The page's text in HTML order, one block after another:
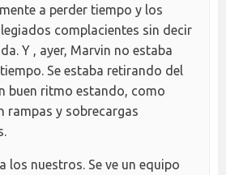
a perder tiempo y los
complacientes sin decir
Y , ayer, Marvin no estaba
Se estaba retirando del
buen ritmo estando, como
rampas y sobrecargas
los nuestros. Se ve un equipo